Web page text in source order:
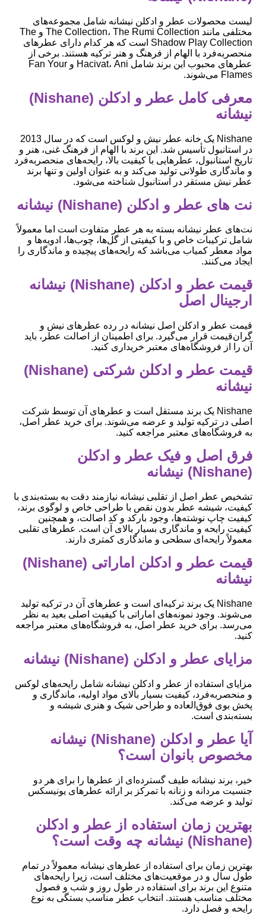
لیست محصولات عطر و ادکلن نیشانه شامل مجموعه‌های
مختلفی مانند The Collection، The Rumi Collection و The
Shadow Play Collection است که هر کدام دارای عطرهای
منحصربه‌فرد با الهام از فرهنگ و هنر ترکیه هستند. برخی از
عطرهای محبوب این برند شامل Hacivat، Ani و Fan Your
Flames می‌شوند.
معرفی کامل عطر و ادکلن (Nishane)
نیشانه
Nishane یک خانه عطر نیش و لوکس است که در سال 2013
در استانبول تأسیس شد. این برند با الهام از فرهنگ غنی، هنر و
تاریخ استانبول، عطرهایی با کیفیت بالا، رایحه‌های منحصربه‌فرد
و ماندگاری طولانی تولید می‌کند و به عنوان اولین و تنها برند
عطر نیش مستقر در استانبول شناخته می‌شود.
نت های عطر و ادکلن (Nishane) نیشانه
نت‌های عطر نیشانه بسته به هر عطر متفاوت است اما معمولاً
شامل ترکیبات خاص و با کیفیتی از گل‌ها، چوب‌ها، ادویه‌ها و
مواد معطر کمیاب می‌باشد که رایحه‌های پیچیده و ماندگاری را
ایجاد می‌کنند.
قیمت عطر و ادکلن (Nishane) نیشانه
ارجینال اصل
قیمت عطر و ادکلن اصل نیشانه در رده عطرهای نیش و
گران‌قیمت قرار می‌گیرد. برای اطمینان از اصالت عطر، باید
آن را از فروشگاه‌های معتبر خریداری کنید.
قیمت عطر و ادکلن شرکتی (Nishane)
نیشانه
Nishane یک برند مستقل است و عطرهای آن توسط شرکت
اصلی در ترکیه تولید و عرضه می‌شوند. برای خرید عطر اصل،
به فروشگاه‌های معتبر مراجعه کنید.
فرق اصل و فیک عطر و ادکلن
(Nishane) نیشانه
تشخیص عطر اصل از تقلبی نیشانه نیازمند دقت به بسته‌بندی با
کیفیت، شیشه عطر بدون نقص با طراحی خاص و لوگوی برند،
کیفیت چاپ نوشته‌ها، وجود بارکد و کد اصالت، و همچنین
کیفیت رایحه و ماندگاری بسیار بالای آن است. عطرهای تقلبی
معمولاً رایحه‌ای سطحی و ماندگاری کمتری دارند.
قیمت عطر و ادکلن اماراتی (Nishane)
نیشانه
Nishane یک برند ترکیه‌ای است و عطرهای آن در ترکیه تولید
می‌شوند. وجود نمونه‌های اماراتی با کیفیت اصلی بعید به نظر
می‌رسد. برای خرید عطر اصل، به فروشگاه‌های معتبر مراجعه
کنید.
مزایای عطر و ادکلن (Nishane) نیشانه
مزایای استفاده از عطر و ادکلن نیشانه شامل رایحه‌های لوکس
و منحصربه‌فرد، کیفیت بسیار بالای مواد اولیه، ماندگاری و
پخش بوی فوق‌العاده و طراحی شیک و هنری شیشه و
بسته‌بندی است.
آیا عطر و ادکلن (Nishane) نیشانه
مخصوص بانوان است؟
خیر، برند نیشانه طیف گسترده‌ای از عطرها را برای هر دو
جنسیت مردانه و زنانه با تمرکز بر ارائه عطرهای یونیسکس
تولید و عرضه می‌کند.
بهترین زمان استفاده از عطر و ادکلن
(Nishane) نیشانه چه وقت است؟
بهترین زمان برای استفاده از عطرهای نیشانه معمولاً در تمام
طول سال و در موقعیت‌های مختلف است، زیرا رایحه‌های
متنوع این برند برای استفاده در طول روز و شب و فصول
مختلف مناسب هستند. انتخاب عطر مناسب بستگی به نوع
رایحه و فصل دارد.